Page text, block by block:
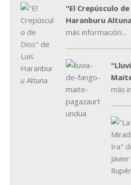
"El Crepúsculo
Haranburu
más información...
más